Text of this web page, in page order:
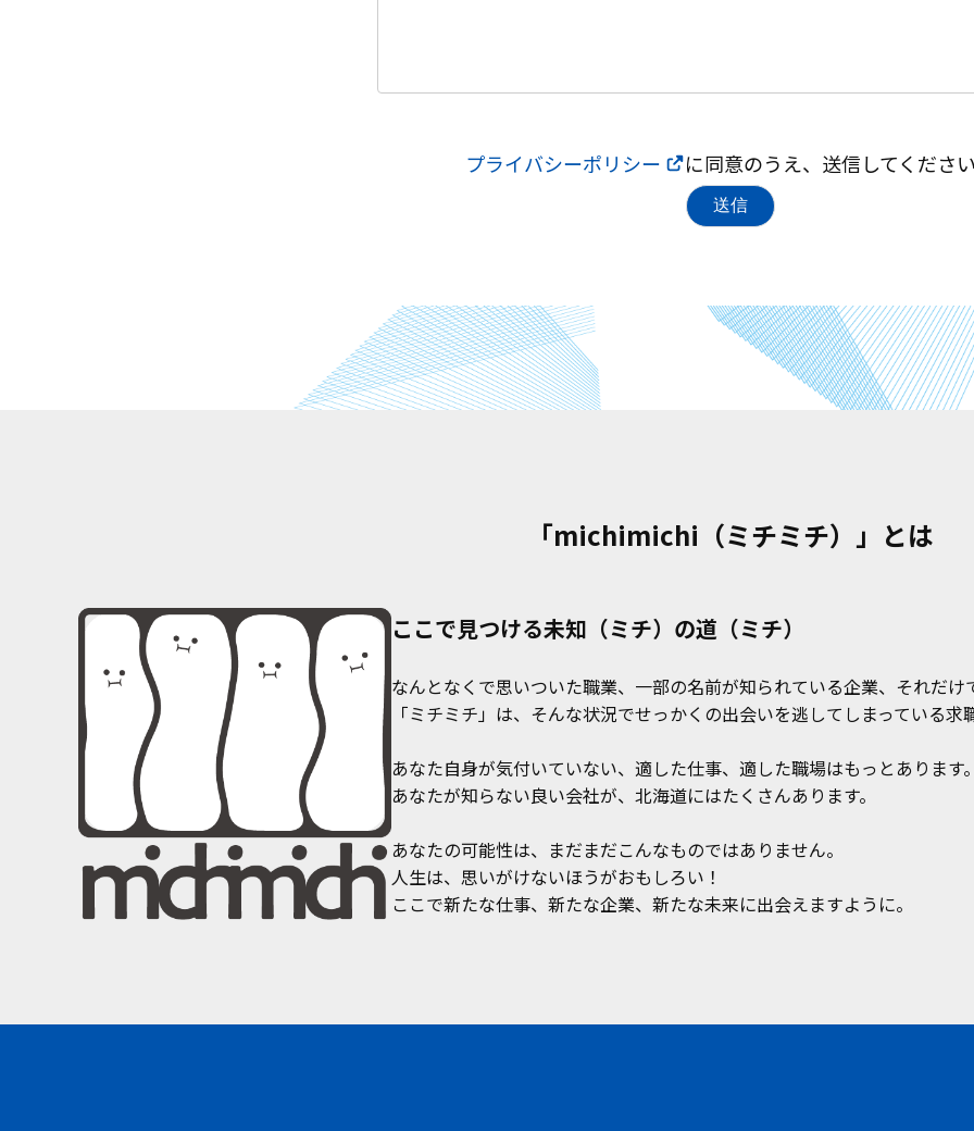
プライバシーポリシー に同意のうえ、送信してくださ
「michimichi（ミチミチ）」とは
ここで見つける未知（ミチ）の道（ミチ）
なんとなくで思いついた職業、一部の名前が知られている企業、それだ
「ミチミチ」は、そんな状況でせっかくの出会いを逃してしまっている
あなた自身が気付いていない、適した仕事、適した職場はもっとあります
あなたが知らない良い会社が、北海道にはたくさんあります。
あなたの可能性は、まだまだこんなものではありません。
人生は、思いがけないほうがおもしろい！
ここで新たな仕事、新たな企業、新たな未来に出会えますように。